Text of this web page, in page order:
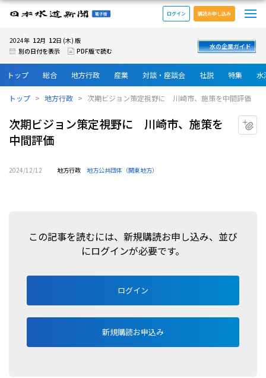
日本水道新聞 電子版
ログイン 購読お申し込み
2024年 12月 12日 (木) 版
別の日付を表示
PDF版で読む
水の企業ガイド
トップ 総合 地方行政 産業 対談・座談会 社説 特集 水
トップ 地方行政 次期ビジョン策定視野に 川崎市、施策を中間評価
次期ビジョン策定視野に 川崎市、施策を
中間評価
2024/12/12 地方行政 地方公共団体（関東地方）
この記事を読むには、新規購読お申し込み、並び
にログインが必要です。
ログイン
新規購読お申込み